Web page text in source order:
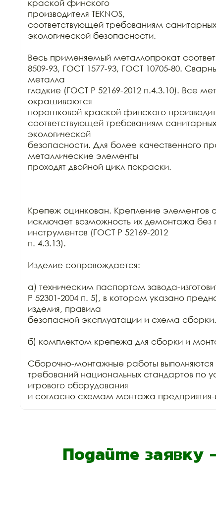
краской финского
производителя TEKNOS,
соответствующей требованиям
экологической безопасности.
Весь применяемый металлопрокат
8509-93, ГОСТ 1577-93, ГОСТ 10705-80.
металла
гладкие (ГОСТ Р 52169-2012 п.4.3.10). Все
окрашиваются
порошковой краской финского
соответствующей требованиям
экологической
безопасности. Для более качественного
металлические элементы
проходят двойной цикл покраски.
Крепеж оцинкован. Крепление элементов
исключает возможность их демонтажа без
инструментов (ГОСТ Р 52169-2012
п. 4.3.13).
Изделие сопровождается:
а) техническим паспортом завода-
Р 52301-2004 п. 5), в котором указано
изделия, правила
безопасной эксплуатации и схема сборки.
б) комплектом крепежа для сборки и
Сборочно-монтажные работы
требований национальных стандартов по
игрового оборудования
и согласно схемам монтажа предприятия-
Подайте